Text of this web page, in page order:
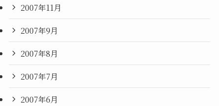
2007年11月
2007年9月
2007年8月
2007年7月
2007年6月